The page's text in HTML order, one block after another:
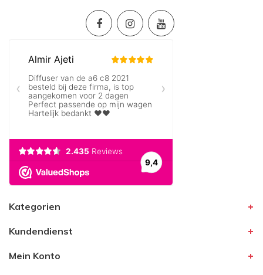
Kategorien
Kundendienst
Mein Konto